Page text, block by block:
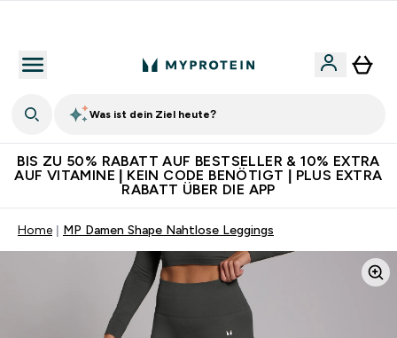
Was ist dein Ziel heute?
BIS ZU 50% RABATT AUF BESTSELLER & 10% EXTRA
AUF VITAMINE | KEIN CODE BENÖTIGT | PLUS EXTRA
RABATT ÜBER DIE APP
Home MP Damen Shape Nahtlose Leggings